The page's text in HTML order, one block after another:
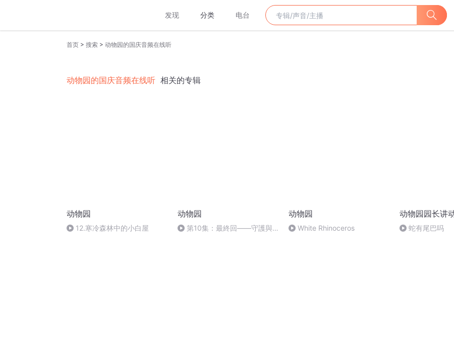
发现 分类 电台
首页 > 搜索 > 动物园的国庆音频在线听
动物园的国庆音频在线听 相关的专辑
动物园
12.寒冷森林中的小白屋
动物园
第10集：最終回——守護與
动物园
White Rhinoceros
动物园园长讲
蛇有尾巴吗